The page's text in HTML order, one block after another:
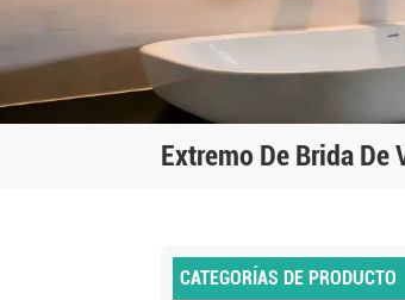
Extremo De Brida De
CATEGORÍAS DE PRODUCTO